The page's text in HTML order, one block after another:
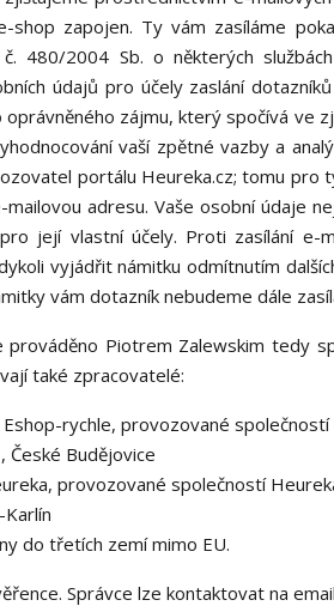
shop zapojen. Ty vám zasíláme
480/2004 Sb. o některých
údajů pro účely zaslání
oprávněného zájmu, který spočívá ve
vaší zpětné vazby a
portálu Heureka.cz; tomu pro
adresu. Vaše osobní údaje
její vlastní účely. Proti zasílání e-
vyjádřit námitku odmítnutím
vám dotazník nebudeme dále
prováděno Piotrem Zalewskim tedy
také zpracovatelé:
rychle, provozované
Budějovice
provozované společností
do třetích zemí mimo EU.
Správce lze kontaktovat na